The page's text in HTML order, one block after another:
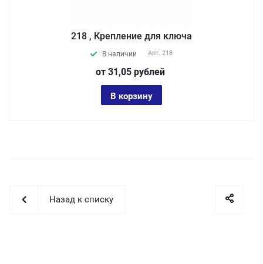
218 , Крепление для ключа
В наличии Арт. 218
от 31,05 рублей
В корзину
Назад к списку